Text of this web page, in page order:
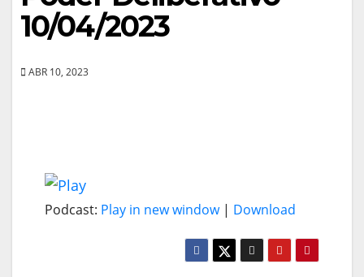
10/04/2023
ABR 10, 2023
Podcast: Play in new window| Download